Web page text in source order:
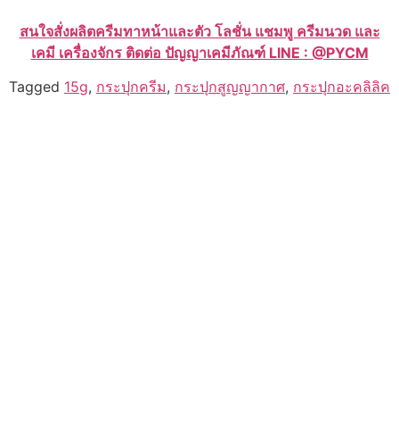
สนใจสั่งผลิตครีมทาหน้าและตัว โลชั่น แชมพู ครีมนวด และ
เคมี เครื่องจักร ติดต่อ ปัญญาเคมีภัณฑ์ LINE : @PYCM
Tagged 15g, กระปุกครีม, กระปุกสูญญากาศ, กระปุกอะคลิลิค